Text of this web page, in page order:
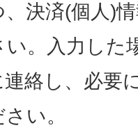
決済(個人)
。入力した
絡し、必要
い。